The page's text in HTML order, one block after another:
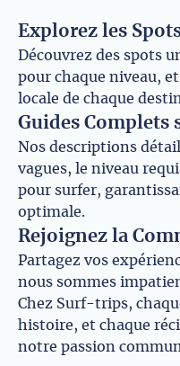
Explorez les
Découvrez des spots
pour chaque niveau,
locale de chaque
Guides Complets
Nos descriptions
vagues, le niveau
pour surfer,
optimale.
Rejoignez la
Partagez vos
nous sommes
Chez Surf-trips,
histoire, et chaque
notre passion